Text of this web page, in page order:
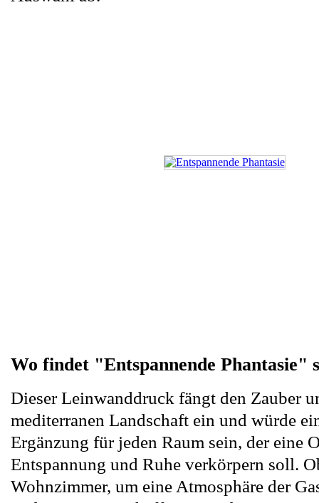
Wo findet "Entspannende Phantasie"
Dieser Leinwanddruck fängt den Zauber
mediterranen Landschaft ein und würde
Ergänzung für jeden Raum sein, der eine
Entspannung und Ruhe verkörpern soll.
Wohnzimmer, um eine Atmosphäre der